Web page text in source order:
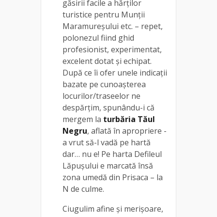
găsirii facile a hărților
turistice pentru Munții
Maramureșului etc. – repet,
polonezul fiind ghid
profesionist, experimentat,
excelent dotat și echipat.
După ce îi ofer unele indicații
bazate pe cunoașterea
locurilor/traseelor ne
despărțim, spunându-i că
mergem la turbăria Tăul
Negru, aflată în apropriere -
a vrut să-l vadă pe hartă
dar… nu e! Pe harta Defileul
Lăpușului e marcată însă
zona umedă din Prisaca – la
N de culme.
Ciugulim afine și merișoare,